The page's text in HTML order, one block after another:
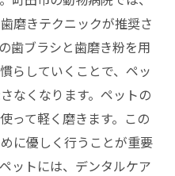
磨きテクニックが推奨さ
歯ブラシと歯磨き粉を用
らしていくことで、ペッ
なくなります。ペットの
って軽く磨きます。この
に優しく行うことが重要
ットには、デンタルケア